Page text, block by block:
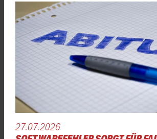
27.07.2026